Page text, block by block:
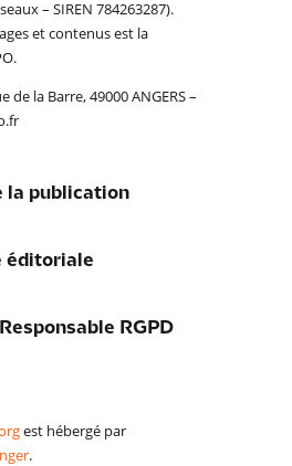
– SIREN 784263287).
et contenus est la
de la Barre, 49000 ANGERS –
la publication
éditoriale
RGPD
est hébergé par
.